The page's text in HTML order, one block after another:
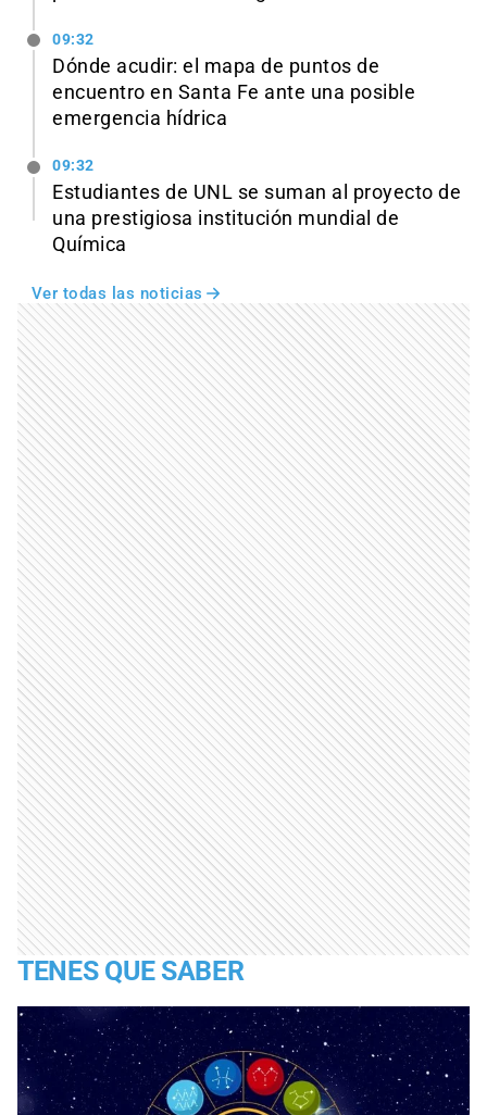
09:32
Dónde acudir: el mapa de puntos de
encuentro en Santa Fe ante una posible
emergencia hídrica
09:32
Estudiantes de UNL se suman al proyecto de
una prestigiosa institución mundial de
Química
Ver todas las noticias
TENES QUE SABER